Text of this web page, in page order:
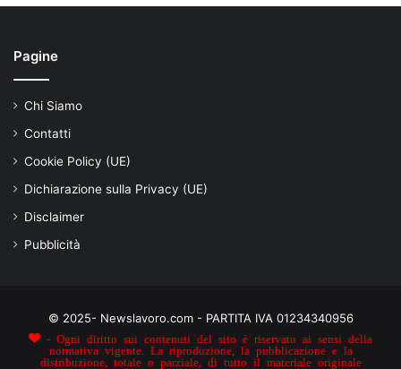
Pagine
Chi Siamo
Contatti
Cookie Policy (UE)
Dichiarazione sulla Privacy (UE)
Disclaimer
Pubblicità
© 2025- Newslavoro.com - PARTITA IVA 01234340956
- Ogni diritto sui contenuti del sito è riservato ai sensi della
normativa vigente. La riproduzione, la pubblicazione e la
distribuzione, totale o parziale, di tutto il materiale originale